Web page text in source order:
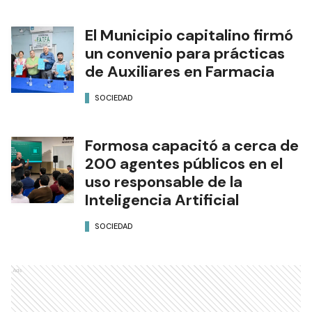
El Municipio capitalino firmó
un convenio para prácticas
de Auxiliares en Farmacia
SOCIEDAD
Formosa capacitó a cerca de
200 agentes públicos en el
uso responsable de la
Inteligencia Artificial
SOCIEDAD
Ads